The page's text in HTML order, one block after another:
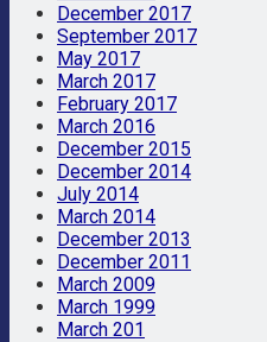
December 2017
September 2017
May 2017
March 2017
February 2017
March 2016
December 2015
December 2014
July 2014
March 2014
December 2013
December 2011
March 2009
March 1999
March 201